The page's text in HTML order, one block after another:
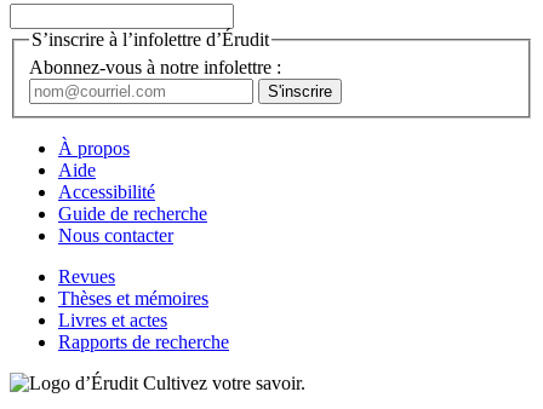
S’inscrire à l’infolettre d’Érudit
Abonnez-vous à notre infolettre :
À propos
Aide
Accessibilité
Guide de recherche
Nous contacter
Revues
Thèses et mémoires
Livres et actes
Rapports de recherche
Cultivez votre savoir.